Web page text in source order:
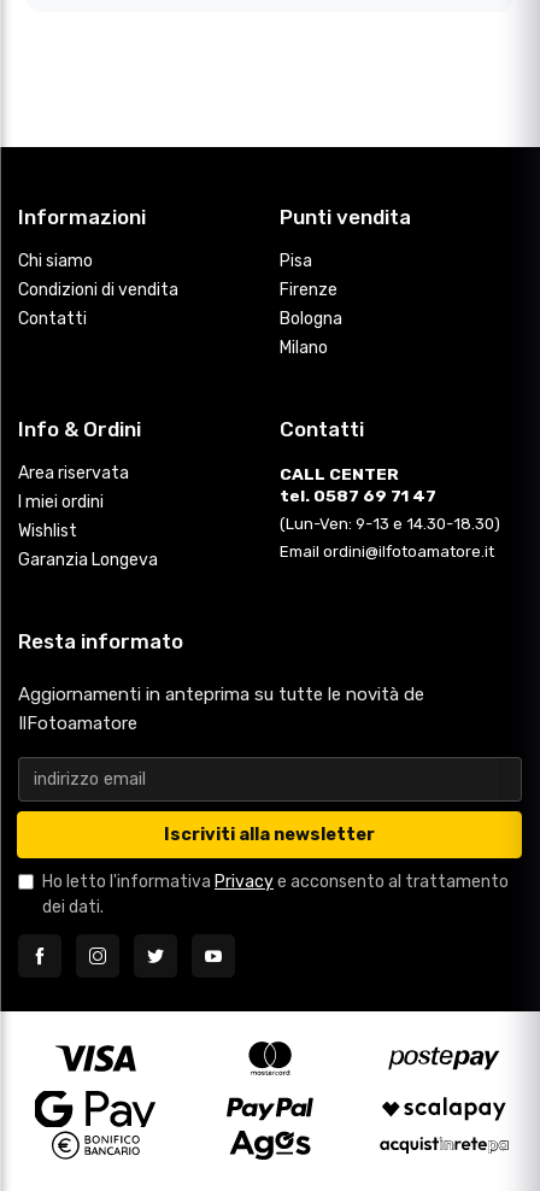
Informazioni
Chi siamo
Condizioni di vendita
Contatti
Punti vendita
Pisa
Firenze
Bologna
Milano
Info & Ordini
Area riservata
I miei ordini
Wishlist
Garanzia Longeva
Contatti
CALL CENTER
tel. 0587 69 71 47
(Lun-Ven: 9-13 e 14.30-18.30)
Email ordini@ilfotoamatore.it
Resta informato
Aggiornamenti in anteprima su tutte le novità de
IlFotoamatore
Iscriviti alla newsletter
Ho letto l'informativa Privacye acconsento al trattamento
dei dati.